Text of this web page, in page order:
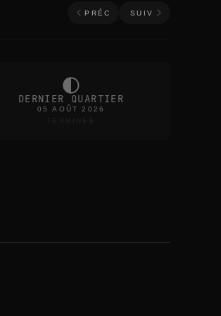
PRÉC SUIV
DERNIER QUARTIER
05 AOÛT 2026